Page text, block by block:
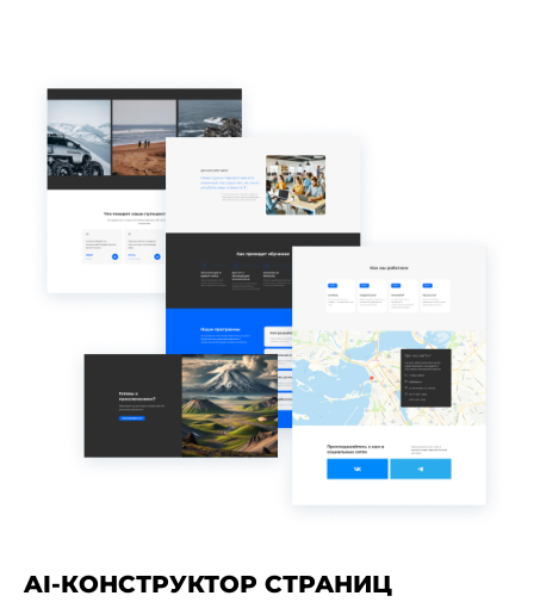
AI-КОНСТРУКТОР СТРАНИЦ